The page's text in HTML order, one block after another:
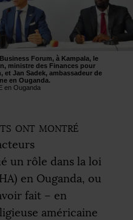
Business Forum, à Kampala, le
ministre des Finances pour
et Jan Sadek, ambassadeur de
en Ouganda.
en Ouganda
ont montré
un rôle dans la loi
) en Ouganda, ou
fait – en
américaine